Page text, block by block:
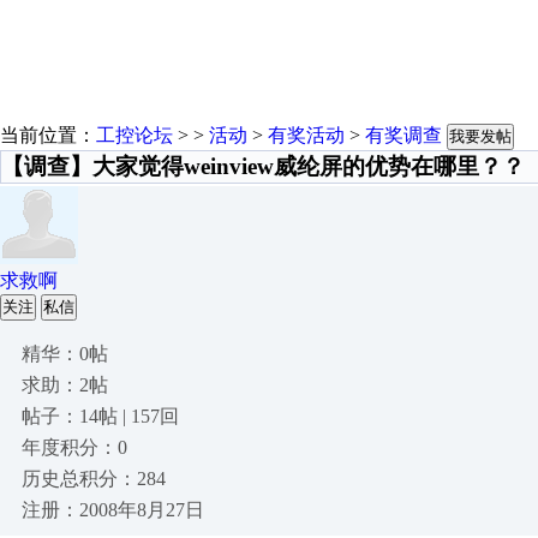
当前位置： 工控论坛 > > 活动 > 有奖活动 > 有奖调查 我要发帖
【调查】大家觉得weinview威纶屏的优势在哪里？？
求救啊
关注 私信
精华：0帖
求助：2帖
帖子：14帖 | 157回
年度积分：0
历史总积分：284
注册：2008年8月27日